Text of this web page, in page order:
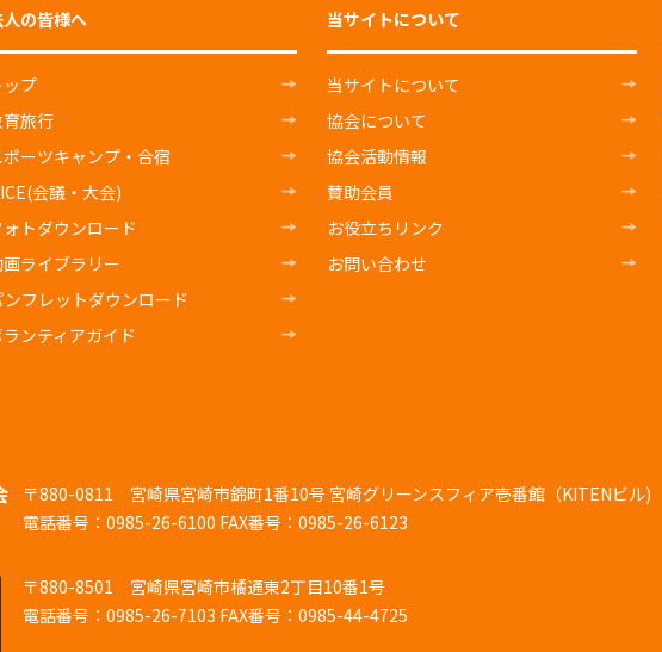
の皆様へ
ップ
旅行
ポーツキャンプ・合宿
会議・大会)
ォトダウンロード
画ライブラリー
ンフレットダウンロード
ンティアガイド
当サイトについて
当サイトについて
協会について
協会活動情報
賛助会員
お役立ちリンク
お問い合わせ
〒880-0811 宮崎県宮崎市錦町1番10号 宮崎グリーンスフィア壱番館（KITENビル)
電話番号：0985-26-6100 FAX番号：0985-26-6123
〒880-8501 宮崎県宮崎市橘通東2丁目10番1号
電話番号：0985-26-7103 FAX番号：0985-44-4725